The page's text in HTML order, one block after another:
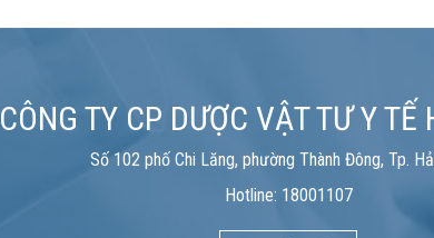
CÔNG TY CP DƯỢC VẬT TƯ Y TẾ
Số 102 phố Chi Lăng, phường Thành Đông, Tp.
Hotline: 18001107